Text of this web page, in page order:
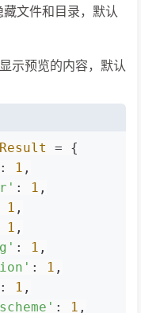
文件和目录，默认
示预览的内容，默认
= {
: 1 ,
: 1 ,
1 ,
1 ,
: 1 ,
: 1 ,
: 1 ,
: 1 ,